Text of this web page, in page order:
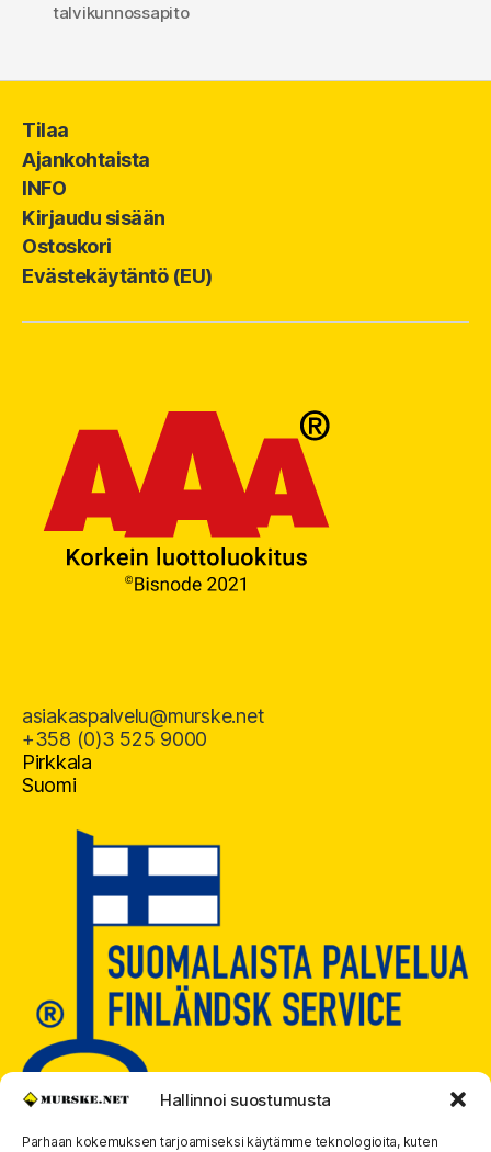
Hallinnoi suostumusta
Parhaan kokemuksen tarjoamiseksi käytämme teknologioita, kuten
talvikunnossapito
Tilaa
Ajankohtaista
INFO
Kirjaudu sisään
Ostoskori
Evästekäytäntö (EU)
asiakaspalvelu@murske.net
+358 (0)3 525 9000
Pirkkala
Suomi